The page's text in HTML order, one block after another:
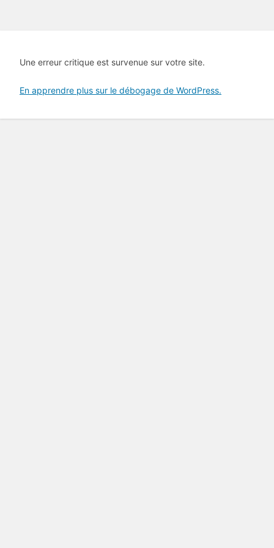
Une erreur critique est survenue sur votre site.
En apprendre plus sur le débogage de WordPress.